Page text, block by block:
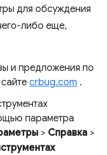
для обсуждения
либо еще,
и предложения по
crbug.com .
параметра
> Справка >